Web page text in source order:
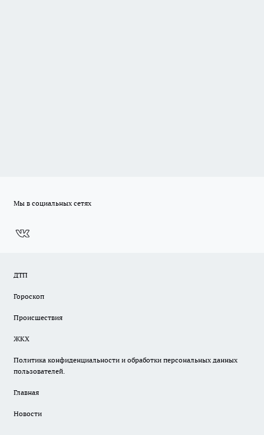
Мы в социальных сетях
ДТП
Гороскоп
Происшествия
ЖКХ
Политика конфиденциальности и обработки персональных данных
пользователей.
Главная
Новости